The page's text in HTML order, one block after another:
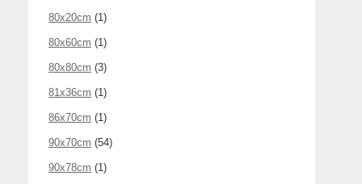
80x20cm (1)
80x60cm (1)
80x80cm (3)
81x36cm (1)
86x70cm (1)
90x70cm (54)
90x78cm (1)